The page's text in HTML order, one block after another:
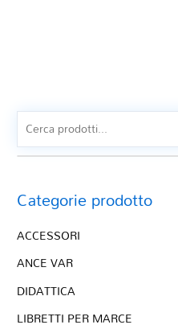
Categorie prodotto
ACCESSORI
ANCE VAR
DIDATTICA
LIBRETTI PER MARCE